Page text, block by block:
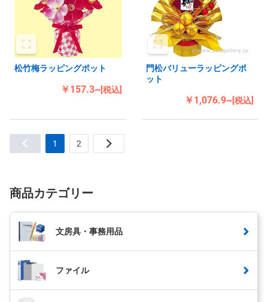
松竹梅ラッピングポット
￥157.3~[税込]
門松バリューラッピングポ
ット
￥1,076.9~[税込]
1 2
商品カテゴリー
文房具・事務用品
ファイル